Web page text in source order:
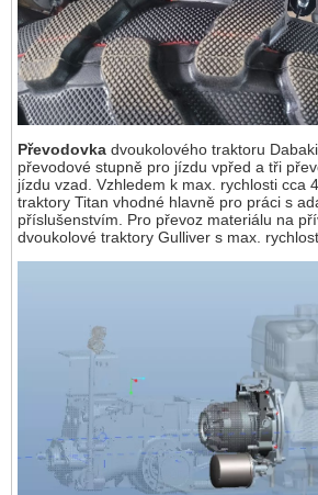
Převodovka dvoukolového traktoru
převodové stupně pro jízdu vpřed a tři
jízdu vzad. Vzhledem k max. rychlosti cca
traktory Titan vhodné hlavně pro práci s
příslušenstvím. Pro převoz materiálu na
dvoukolové traktory Gulliver s max.